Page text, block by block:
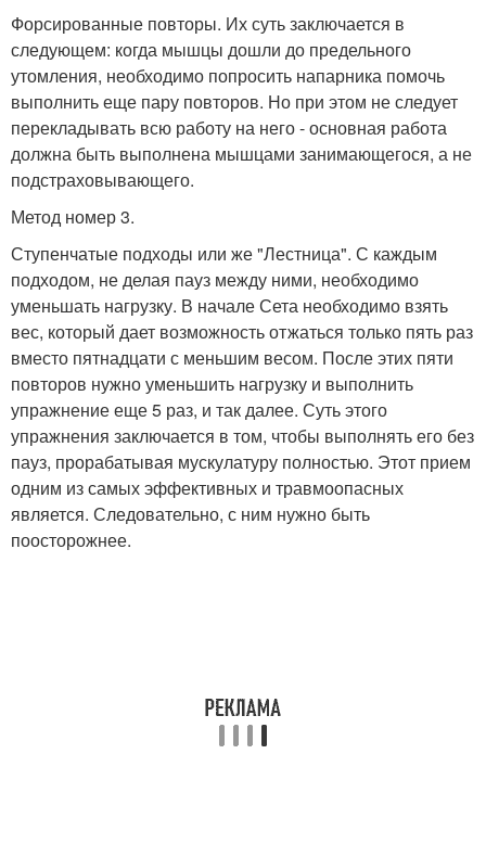
Форсированные повторы. Их суть заключается в
следующем: когда мышцы дошли до предельного
утомления, необходимо попросить напарника помочь
выполнить еще пару повторов. Но при этом не следует
перекладывать всю работу на него - основная работа
должна быть выполнена мышцами занимающегося, а не
подстраховывающего.
Метод номер 3.
Ступенчатые подходы или же "Лестница". С каждым
подходом, не делая пауз между ними, необходимо
уменьшать нагрузку. В начале Сета необходимо взять
вес, который дает возможность отжаться только пять раз
вместо пятнадцати с меньшим весом. После этих пяти
повторов нужно уменьшить нагрузку и выполнить
упражнение еще 5 раз, и так далее. Суть этого
упражнения заключается в том, чтобы выполнять его без
пауз, прорабатывая мускулатуру полностью. Этот прием
одним из самых эффективных и травмоопасных
является. Следовательно, с ним нужно быть
поосторожнее.